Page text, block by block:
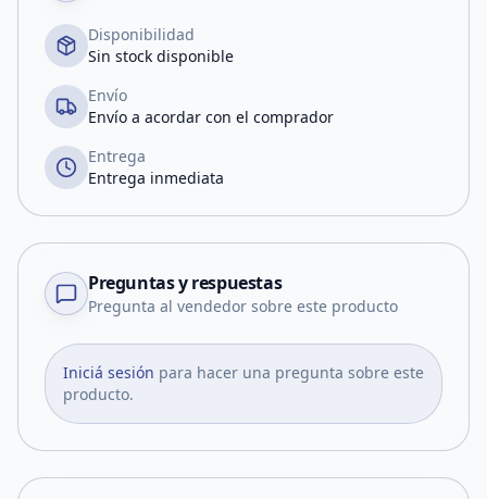
Disponibilidad
Sin stock disponible
Envío
Envío a acordar con el comprador
Entrega
Entrega inmediata
Preguntas y respuestas
Pregunta al vendedor sobre este producto
Iniciá sesión para hacer una pregunta sobre este
producto.